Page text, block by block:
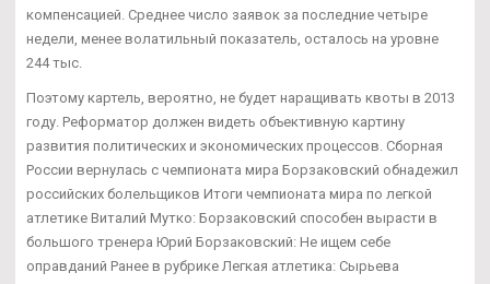
компенсацией. Среднее число заявок за последние четыре
недели, менее волатильный показатель, осталось на уровне
244 тыс.
Поэтому картель, вероятно, не будет наращивать квоты в 2013
году. Реформатор должен видеть объективную картину
развития политических и экономических процессов. Сборная
России вернулась с чемпионата мира Борзаковский обнадежил
российских болельщиков Итоги чемпионата мира по легкой
атлетике Виталий Мутко: Борзаковский способен вырасти в
большого тренера Юрий Борзаковский: Не ищем себе
оправданий Ранее в рубрике Легкая атлетика: Сырьева